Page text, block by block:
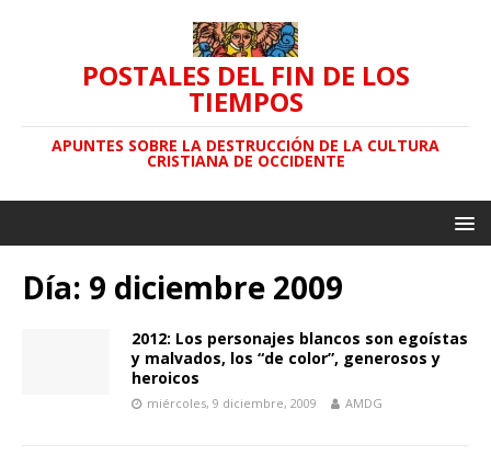
POSTALES DEL FIN DE LOS
TIEMPOS
APUNTES SOBRE LA DESTRUCCIÓN DE LA CULTURA
CRISTIANA DE OCCIDENTE
Día: 9 diciembre 2009
2012: Los personajes blancos son egoístas
y malvados, los “de color”, generosos y
heroicos
miércoles, 9 diciembre, 2009 AMDG